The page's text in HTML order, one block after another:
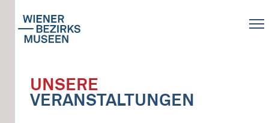
UNSERE
VERANSTALTUNGEN